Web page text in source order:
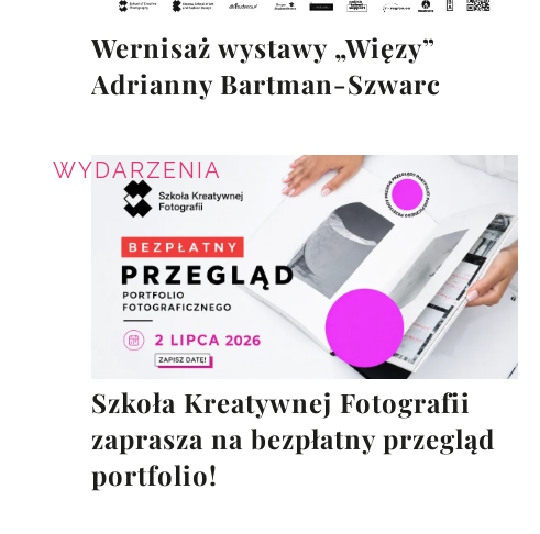
Wernisaż wystawy „Więzy”
Adrianny Bartman-Szwarc
WYDARZENIA
Szkoła Kreatywnej Fotografii
zaprasza na bezpłatny przegląd
portfolio!